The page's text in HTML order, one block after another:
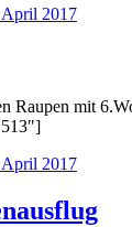
April 2017
Raupen mit
April 2017